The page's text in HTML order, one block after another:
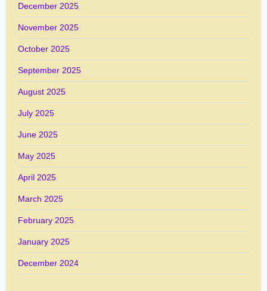
December 2025
November 2025
October 2025
September 2025
August 2025
July 2025
June 2025
May 2025
April 2025
March 2025
February 2025
January 2025
December 2024